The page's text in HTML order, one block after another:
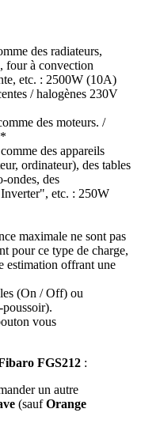
des radiateurs,
four à convection
etc. : 2500W (10A)
/ halogènes 230V
des moteurs. /
des appareils
ordinateur), des tables
ondes, des
etc. : 250W
maximale ne sont pas
pour ce type de charge,
estimation offrant une
(On / Off) ou
vous
FGS212:
un autre
(saufOrange